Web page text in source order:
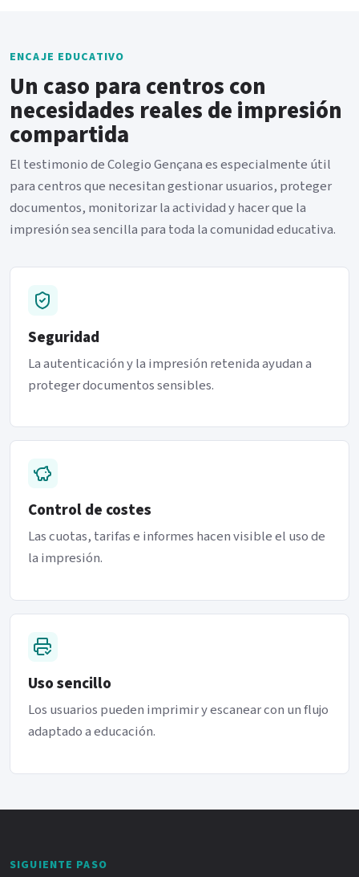
ENCAJE EDUCATIVO
Un caso para centros con
necesidades reales de impresión
compartida
El testimonio de Colegio Gençana es especialmente útil
para centros que necesitan gestionar usuarios, proteger
documentos, monitorizar la actividad y hacer que la
impresión sea sencilla para toda la comunidad educativa.
Seguridad
La autenticación y la impresión retenida ayudan a
proteger documentos sensibles.
Control de costes
Las cuotas, tarifas e informes hacen visible el uso de
la impresión.
Uso sencillo
Los usuarios pueden imprimir y escanear con un flujo
adaptado a educación.
SIGUIENTE PASO